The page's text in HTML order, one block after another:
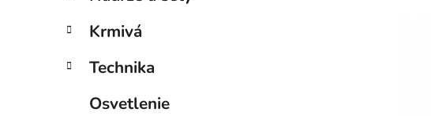
č
ý
e
ó
Krmivá
Technika
Osvetlenie